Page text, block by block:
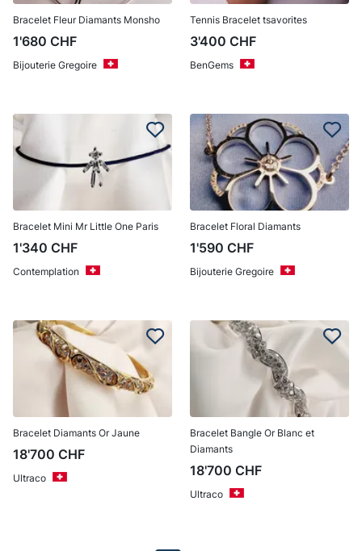
Bracelet Fleur Diamants Monsho
1'680 CHF
Bijouterie Gregoire
Tennis Bracelet tsavorites
3'400 CHF
BenGems
Bracelet Mini Mr Little One Paris
1'340 CHF
Contemplation
Bracelet Floral Diamants
1'590 CHF
Bijouterie Gregoire
Bracelet Diamants Or Jaune
18'700 CHF
Ultraco
Bracelet Bangle Or Blanc et
Diamants
18'700 CHF
Ultraco